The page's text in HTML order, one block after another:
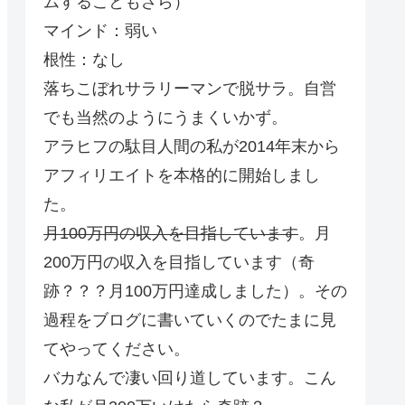
マインド：弱い
根性：なし
落ちこぼれサラリーマンで脱サラ。自営
でも当然のようにうまくいかず。
アラヒフの駄目人間の私が2014年末から
アフィリエイトを本格的に開始しまし
た。
月100万円の収入を目指しています。月
200万円の収入を目指しています（奇
跡？？？月100万円達成しました）。その
過程をブログに書いていくのでたまに見
てやってください。
バカなんで凄い回り道しています。こん